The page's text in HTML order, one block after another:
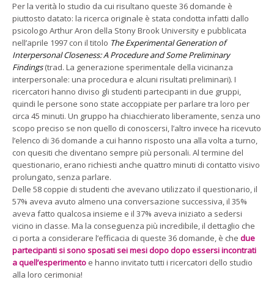
Per la verità lo studio da cui risultano queste 36 domande è
piuttosto datato: la ricerca originale è stata condotta infatti dallo
psicologo Arthur Aron della Stony Brook University e pubblicata
nell’aprile 1997 con il titolo The Experimental Generation of
Interpersonal Closeness: A Procedure and Some Preliminary
Findings(trad. La generazione sperimentale della vicinanza
interpersonale: una procedura e alcuni risultati preliminari). I
ricercatori hanno diviso gli studenti partecipanti in due gruppi,
quindi le persone sono state accoppiate per parlare tra loro per
circa 45 minuti. Un gruppo ha chiacchierato liberamente, senza uno
scopo preciso se non quello di conoscersi, l’altro invece ha ricevuto
l’elenco di 36 domande a cui hanno risposto una alla volta a turno,
con quesiti che diventano sempre più personali. Al termine del
questionario, erano richiesti anche quattro minuti di contatto visivo
prolungato, senza parlare.
Delle 58 coppie di studenti che avevano utilizzato il questionario, il
57% aveva avuto almeno una conversazione successiva, il 35%
aveva fatto qualcosa insieme e il 37% aveva iniziato a sedersi
vicino in classe. Ma la conseguenza più incredibile, il dettaglio che
ci porta a considerare l’efficacia di queste 36 domande, è che due
partecipanti si sono sposati sei mesi dopo dopo essersi incontrati
a quell’esperimento e hanno invitato tutti i ricercatori dello studio
alla loro cerimonia!